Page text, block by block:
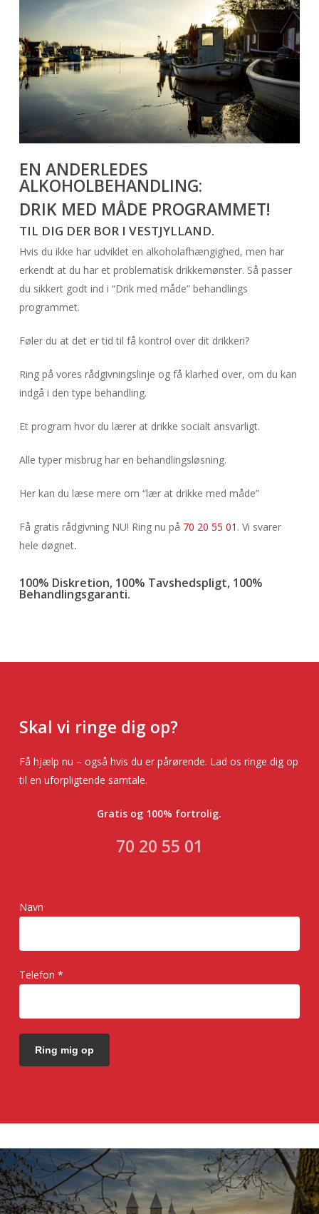
EN ANDERLEDES
ALKOHOLBEHANDLING:
DRIK MED MÅDE PROGRAMMET!
TIL DIG DER BOR I VESTJYLLAND.
Hvis du ikke har udviklet en alkoholafhængighed, men har
erkendt at du har et problematisk drikkemønster. Så passer
du sikkert godt ind i “Drik med måde” behandlings
programmet.
Føler du at det er tid til få kontrol over dit drikkeri?
Ring på vores rådgivningslinje og få klarhed over, om du kan
indgå i den type behandling.
Et program hvor du lærer at drikke socialt ansvarligt.
Alle typer misbrug har en behandlingsløsning.
Her kan du læse mere om “lær at drikke med måde”
Få gratis rådgivning NU! Ring nu på 70 20 55 01 . Vi svarer
hele døgnet.
100% Diskretion, 100% Tavshedspligt, 100%
Behandlingsgaranti.
Skal vi ringe dig op?
Få hjælp nu – også hvis du er pårørende. Lad os ringe dig op
til en uforpligtende samtale.
Gratis og 100% fortrolig.
70 20 55 01
Navn
Telefon *